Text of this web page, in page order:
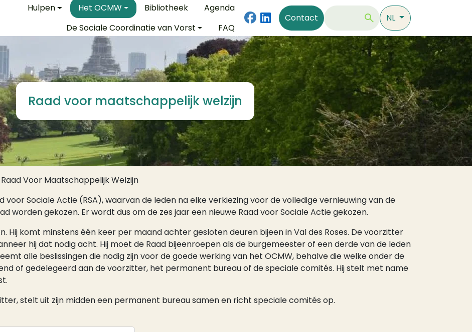
Hulpen Het OCMW Bibliotheek
Agenda
De Sociale Coordinatie van Vorst
FAQ
Contact
Contact Zoeken NL
Raad voor maatschappelijk welzijn
Raad Voor Maatschappelijk Welzijn
voor Sociale Actie (RSA), waarvan de leden na elke verkiezing voor de volledige vernieuwing van de
worden gekozen. Er wordt dus om de zes jaar een nieuwe Raad voor Sociale Actie gekozen.
Hij komt minstens één keer per maand achter gesloten deuren bijeen in Val des Roses. De voorzitter
hij dat nodig acht. Hij moet de Raad bijeenroepen als de burgemeester of een derde van de leden
alle beslissingen die nodig zijn voor de goede werking van het OCMW, behalve die welke onder de
of gedelegeerd aan de voorzitter, het permanent bureau of de speciale comités. Hij stelt met name
stelt uit zijn midden een permanent bureau samen en richt speciale comités op.